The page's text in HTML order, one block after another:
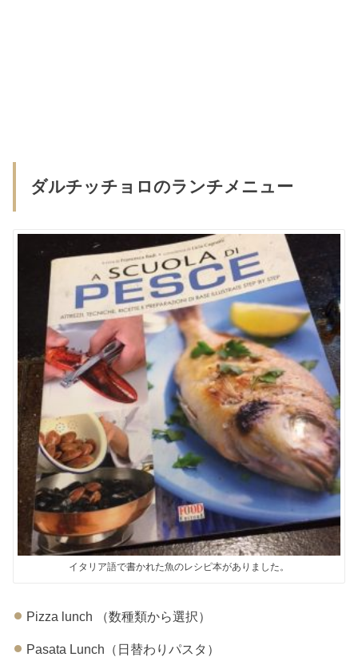
ダルチッチョロのランチメニュー
イタリア語で書かれた魚のレシピ本がありました。
Pizza lunch （数種類から選択）
Pasata Lunch（日替わりパスタ）